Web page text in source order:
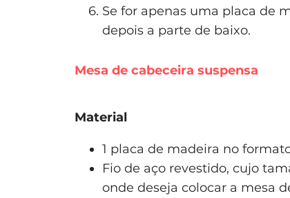
Se for apenas uma placa de
depois a parte de baixo.
Mesa de cabeceira suspensa
Material
1 placa de madeira no
Fio de aço revestido, cujo
onde deseja colocar a mesa